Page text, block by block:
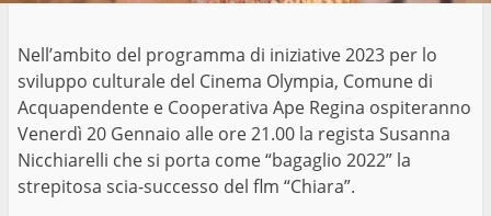
Nell’ambito del programma di iniziative 2023 per lo
sviluppo culturale del Cinema Olympia, Comune di
Acquapendente e Cooperativa Ape Regina ospiteranno
Venerdì 20 Gennaio alle ore 21.00 la regista Susanna
Nicchiarelli che si porta come “bagaglio 2022” la
strepitosa scia-successo del flm “Chiara”.